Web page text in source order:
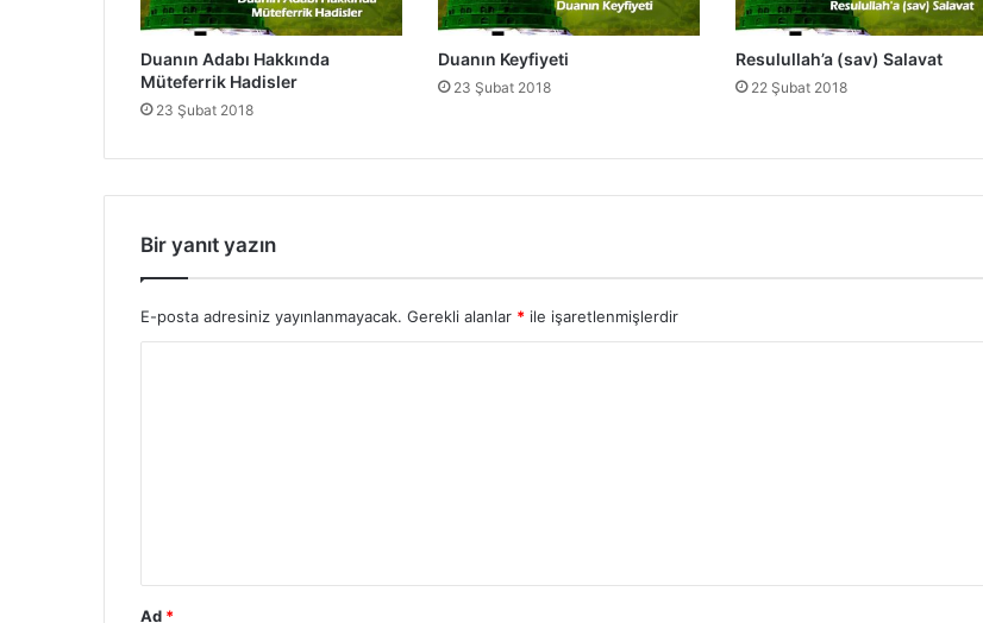
r
n
ü
ş
)
D
u
Duanın Adabı Hakkında
Müteferrik Hadisler
23 Şubat 2018
Duanın Keyfiyeti
23 Şubat 2018
Resulullah’a (sav) Salavat
22 Şubat 2018
Bir yanıt yazın
E-posta adresiniz yayınlanmayacak. Gerekli alanlar * ile işaretlenmişlerdir
Ad *